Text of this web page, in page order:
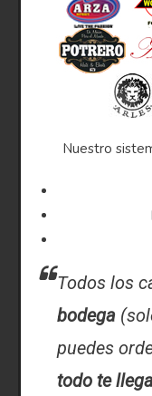
Nuestro
Todos los
bodega
puedes
todo te